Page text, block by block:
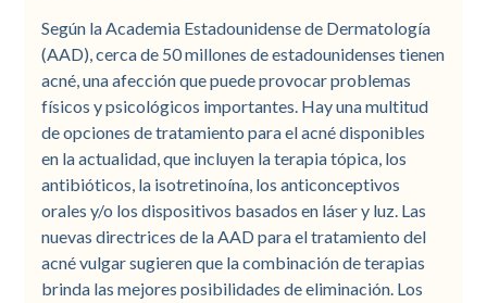
Según la Academia Estadounidense de Dermatología
(AAD), cerca de 50 millones de estadounidenses tienen
acné, una afección que puede provocar problemas
físicos y psicológicos importantes. Hay una multitud
de opciones de tratamiento para el acné disponibles
en la actualidad, que incluyen la terapia tópica, los
antibióticos, la isotretinoína, los anticonceptivos
orales y/o los dispositivos basados en láser y luz. Las
nuevas directrices de la AAD para el tratamiento del
acné vulgar sugieren que la combinación de terapias
brinda las mejores posibilidades de eliminación. Los